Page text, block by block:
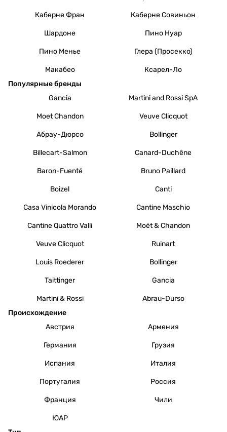
Каберне Фран Каберне Совиньон
Шардоне Пино Нуар
Пино Менье Глера (Просекко)
Макабео
Ксарел-Ло
Популярные бренды
Gancia
Martini and Rossi SpA
Moet Chandon Veuve Clicquot
Абрау-Дюрсо Bollinger
Billecart-Salmon Canard-Duchêne
Baron-Fuenté Bruno Paillard
Boizel Canti
Casa Vinicola Morando Cantine Maschio
Cantine Quattro Valli Moët & Chandon
Veuve Clicquot Ruinart
Louis Roederer Bollinger
Taittinger Gancia
Martini & Rossi
Abrau-Durso
Происхождение
Австрия
Армения
Германия Грузия
Испания Италия
Португалия Россия
Франция Чили
ЮАР